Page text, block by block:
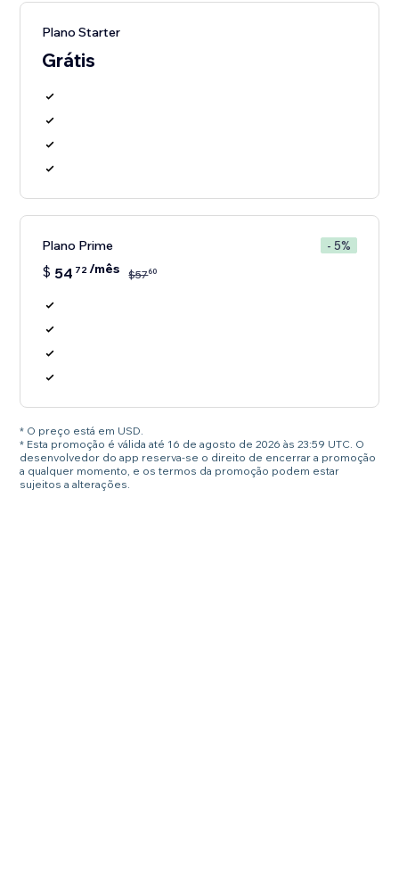
Plano Starter
Grátis
Plano Prime - 5%
$ 54 72/mês $5760
* O preço está em USD.
* Esta promoção é válida até 16 de agosto de 2026 às 23:59 UTC. O
desenvolvedor do app reserva-se o direito de encerrar a promoção
a qualquer momento, e os termos da promoção podem estar
sujeitos a alterações.